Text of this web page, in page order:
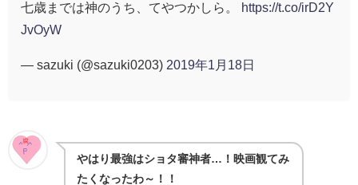
七歳までは神のうち、てやつかしら。
https://t.co/irD2Y
JvOyW
— sazuki (@sazuki0203) 2019年1月18日
やはり最強はショタ審神者…！映画観てみ
たくなったわ～！！